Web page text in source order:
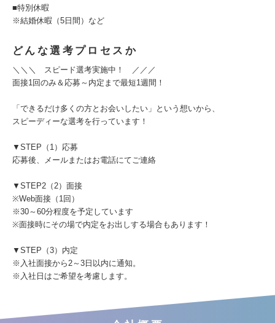
■特別休暇
※結婚休暇（5日間）など
どんな選考プロセスか
＼＼＼ スピード選考実施中！ ／／／
面接1回のみ＆応募～内定まで最短1週間！
「できるだけ多くの方とお会いしたい」という想いから、
スピーディーな選考を行っています！
▼STEP（1）応募
応募後、メールまたはお電話にてご連絡
▼STEP2（2）面接
※Web面接（1回）
※30～60分程度を予定しています
※面接時にその場で内定をお出しする場合もあります！
▼STEP（3）内定
※入社面接から2～3日以内に通知。
※入社日はご希望を考慮します。